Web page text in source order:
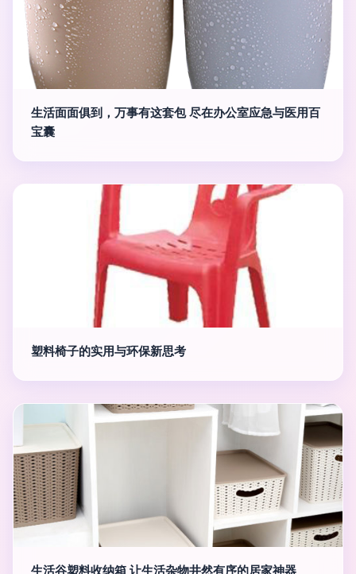
生活面面俱到，万事有这套包 尽在办公室应急与医用百
宝囊
塑料椅子的实用与环保新思考
生活谷塑料收纳箱 让生活杂物井然有序的居家神器